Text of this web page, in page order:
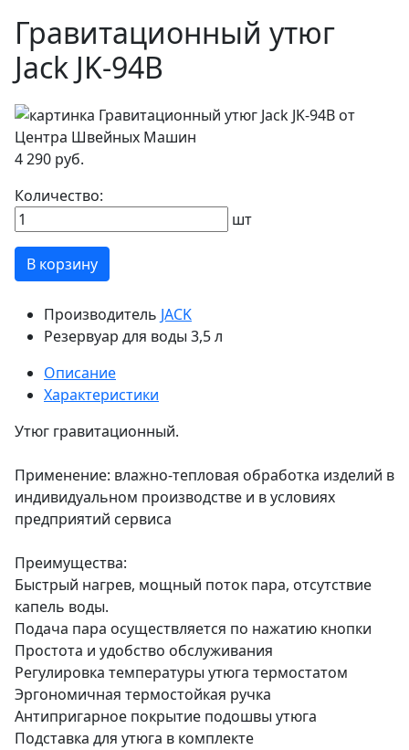
Гравитационный утюг
Jack JK-94B
4 290 руб.
Количество:
шт
В корзину
Производитель JACK
Резервуар для воды 3,5 л
Описание
Характеристики
Утюг гравитационный.
Применение: влажно-тепловая обработка изделий в
индивидуальном производстве и в условиях
предприятий сервиса
Преимущества:
Быстрый нагрев, мощный поток пара, отсутствие
капель воды.
Подача пара осуществляется по нажатию кнопки
Простота и удобство обслуживания
Регулировка температуры утюга термостатом
Эргономичная термостойкая ручка
Антипригарное покрытие подошвы утюга
Подставка для утюга в комплекте